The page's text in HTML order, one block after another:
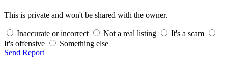
This is private and won't be shared with the owner.
Inaccurate or incorrect Not a real listing
It's a scam
It's offensive
Something else
Send Report